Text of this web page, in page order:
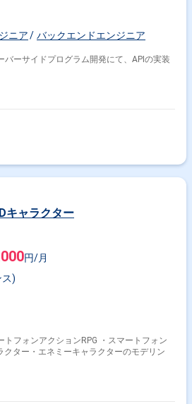
ニア
バックエンドエンジニア
バーサイドプログラム開発にて、APIの実装
キャラクター
円/月
)
フォンアクションRPG ・スマートフォン
クター・エネミーキャラクターのモデリン